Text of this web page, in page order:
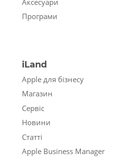
Програми
iLand
Apple для бізнесу
Магазин
Сервіс
Новини
Статті
Apple Business Manager